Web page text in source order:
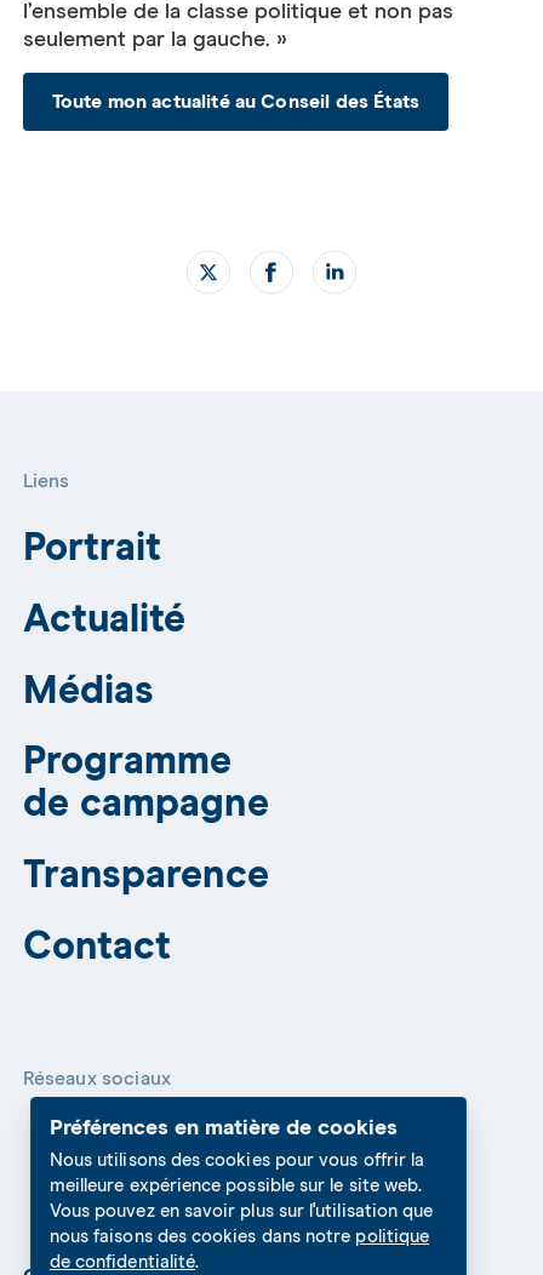
Préférences en matière de cookies
Nous utilisons des cookies pour vous offrir la
meilleure expérience possible sur le site web.
Vous pouvez en savoir plus sur l'utilisation que
nous faisons des cookies dans notre politique
de confidentialité.
l’ensemble de la classe politique et non pas
seulement par la gauche. »
Toute mon actualité au Conseil des États
Liens
Portrait
Actualité
Médias
Programme
de campagne
Transparence
Contact
Réseaux sociaux